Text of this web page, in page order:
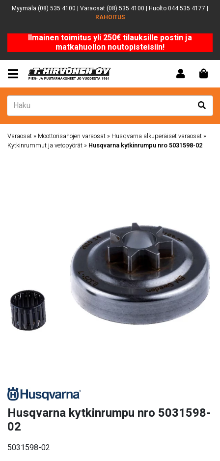
Myymälä (08) 535 4100 | Varaosat (08) 535 4100 | Huolto 044 535 4177 |
RAHOITUS
Ilmainen toimitus yli 250€ tilauksille postin ja
matkahuollon noutopisteisiin!
Varaosat » Moottorisahojen varaosat » Husqvarna alkuperäiset varaosat »
Kytkinrummut ja vetopyörät » Husqvarna kytkinrumpu nro 5031598-02
Husqvarna kytkinrumpu nro 5031598-
02
5031598-02